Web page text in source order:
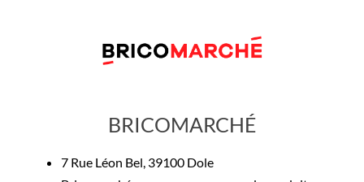
BRICOMARCHÉ
7 Rue Léon Bel, 39100 Dole